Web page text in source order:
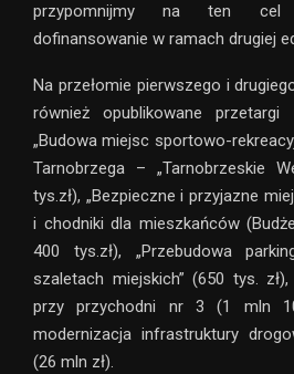
przypomnijmy na ten cel
dofinansowanie w ramach drugiej
Na przełomie pierwszego i
również opublikowane
„Budowa miejsc sportowo-
Tarnobrzega – „Tarnobrzeskie
tys.zł), „Bezpieczne i przyjazne
i chodniki dla mieszkańców
400 tys.zł), „Przebudowa
szaletach miejskich” (650 tys. zł),
przy przychodni nr 3 (1 mln
modernizacja infrastruktury
(26 mln zł).